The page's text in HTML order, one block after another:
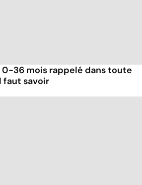
0-36 mois rappelé dans toute
faut savoir